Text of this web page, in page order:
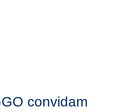
convidam